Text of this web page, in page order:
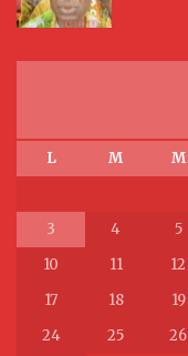
L M M
3
4 5
10
11 12
17
18 19
24
25 26